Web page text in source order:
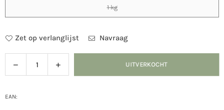
1 kg
Zet op verlanglijst Navraag
Hoeveelheid
Verlaag
de
Verhoog
de
UITVERKOCHT
EAN: